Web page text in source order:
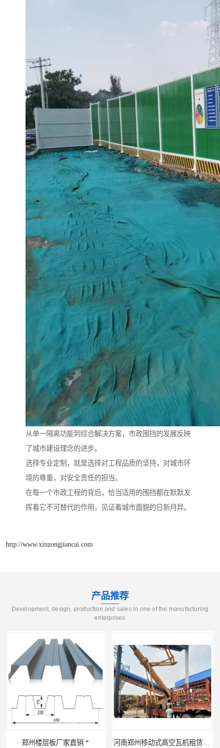
从单一隔离功能到综合解决方案，市政围挡的发展反映
了城市建设理念的进步。
选择专业定制，就是选择对工程品质的坚持，对城市环
境的尊重，对安全责任的担当。
在每一个市政工程的背后，恰当适用的围挡都在默默发
挥着它不可替代的作用，见证着城市面貌的日新月异。
http://www.xinzongjiancai.com
产品推荐
Development, design, production and sales in one of the manufacturing
enterprises